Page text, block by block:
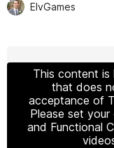
ElvGames
This content
that does
acceptance of
Please set
and Functional